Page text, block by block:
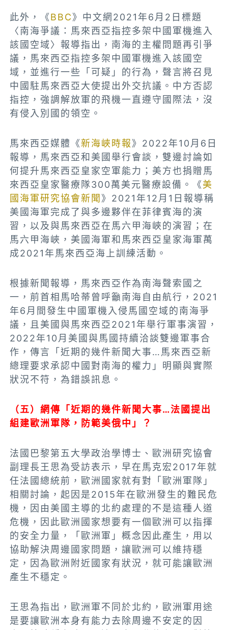
此外，《BBC》中文網2021年6月2日標題
〈南海爭議：馬來西亞指控多架中國軍機進入
該國空域〉報導指出，南海的主權問題再引爭
議，馬來西亞指控多架中國軍機進入該國空
域，並進行一些「可疑」的行為，聲言將召見
中國駐馬來西亞大使提出外交抗議。中方否認
指控，強調解放軍的飛機一直遵守國際法，沒
有侵入別國的領空。
馬來西亞媒體《新海峽時報》2022年10月6日
報導，馬來西亞和美國舉行會談，雙邊討論如
何提升馬來西亞皇家空軍能力；美方也捐贈馬
來西亞皇家醫療隊300萬美元醫療設備。《美
國海軍研究協會新聞 》2021年12月1日報導稱
美國海軍完成了與多邊夥伴在菲律賓海的演
習，以及與馬來西亞在馬六甲海峽的演習；在
馬六甲海峽，美國海軍和馬來西亞皇家海軍萬
成2021年馬來西亞海上訓練活動。
根據新聞報導，馬來西亞作為南海聲索國之
一，前首相馬哈蒂曾呼籲南海自由航行，2021
年6月間發生中國軍機入侵馬國空域的南海爭
議，且美國與馬來西亞2021年舉行軍事演習，
2022年10月美國與馬國持續洽談雙邊軍事合
作，傳言「近期的幾件新聞大事…馬來西亞新
總理要求承認中國對南海的權力」明顯與實際
狀況不符，為錯誤訊息。
（五）網傳「近期的幾件新聞大事…法國提出
組建歐洲軍隊，防範美俄中」？
法國巴黎第五大學政治學博士、歐洲研究協會
副理長王思為受訪表示，早在馬克宏2017年就
任法國總統前，歐洲國家就有對「歐洲軍隊」
相關討論，起因是2015年在歐洲發生的難民危
機，因由美國主導的北約處理的不是這種人道
危機，因此歐洲國家想要有一個歐洲可以指揮
的安全力量，「歐洲軍」概念因此產生，用以
協助解決周邊國家問題，讓歐洲可以維持穩
定，因為歐洲附近國家有狀況，就可能讓歐洲
產生不穩定。
王思為指出，歐洲軍不同於北約，歐洲軍用途
是要讓歐洲本身有能力去除周邊不安定的因